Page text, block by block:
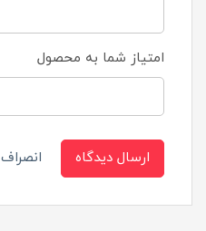
امتیاز شما به محصول
ارسال دیدگاه انصراف